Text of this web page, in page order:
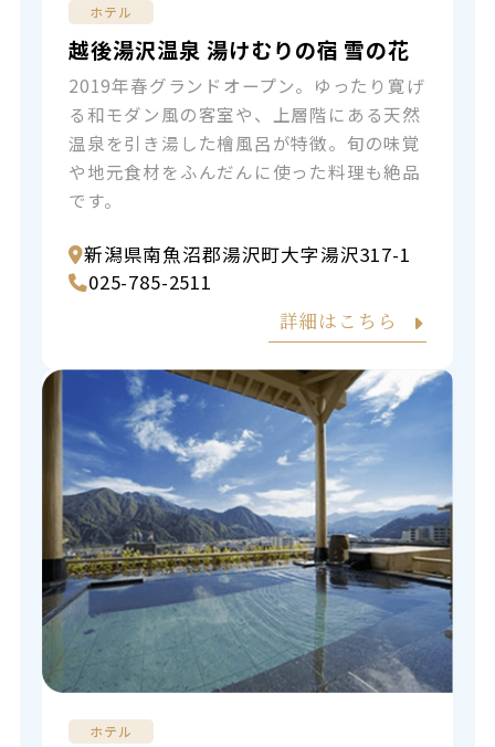
ホテル
越後湯沢温泉 湯けむりの宿 雪の花
2019年春グランドオープン。ゆったり寛げ
る和モダン風の客室や、上層階にある天然
温泉を引き湯した檜風呂が特徴。旬の味覚
や地元食材をふんだんに使った料理も絶品
です。
新潟県南魚沼郡湯沢町大字湯沢317-1
025-785-2511
詳細はこちら
ホテル